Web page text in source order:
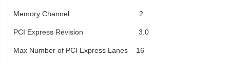
Memory Channel 2
PCI Express Revision 3.0
Max Number of PCI Express Lanes 16